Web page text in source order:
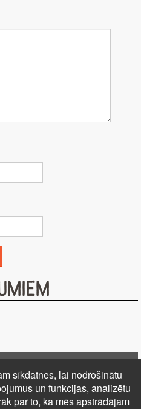
mums
Autortiesības
NOTEIKUMI – DISTANCES
sīkdatnes, lai nodrošinātu
un funkcijas, analizētu
par to, ka mēs apstrādājam